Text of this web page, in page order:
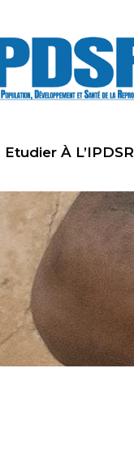
Etudier À L’IPDSR